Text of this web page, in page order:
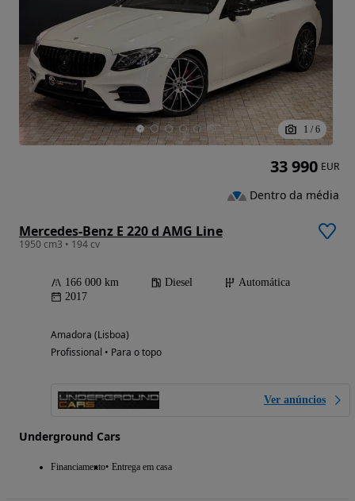
1 / 6
Mercedes-Benz E 220 d AMG Line
1950 cm3 • 194 cv
166 000 km Diesel
Automática
2017
Amadora (Lisboa)
Profissional • Para o topo
Ver anúncios
Underground Cars
Financiamento Entrega em casa
33 990 EUR
Dentro da média